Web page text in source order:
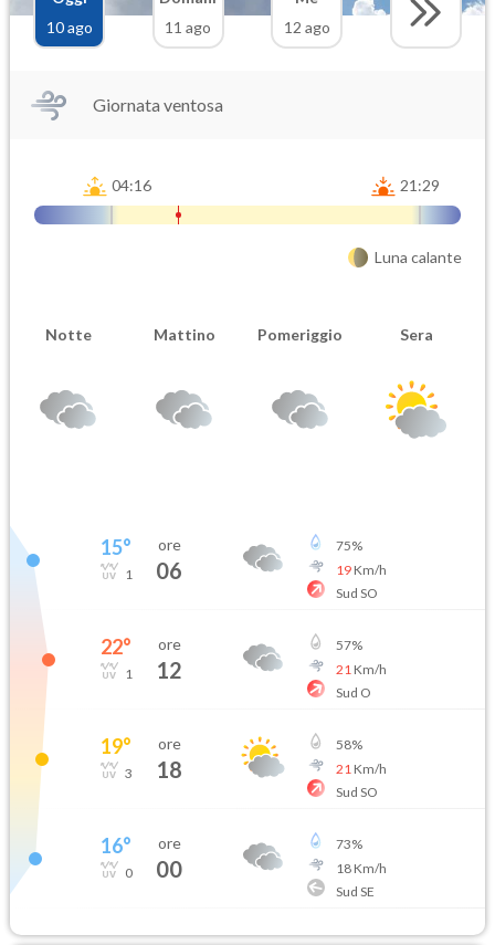
10 ago
11 ago
12 ago
Giornata ventosa
04:16 21:29
Luna calante
Notte Mattino Pomeriggio Sera
15°
1
ore
06
75%
19Km/h
Sud SO
22°
1
ore
12
57%
21 Km/h
Sud O
19°
3
ore
18
58%
21 Km/h
Sud SO
16°
0
ore
00
73%
18Km/h
Sud SE